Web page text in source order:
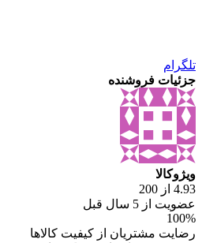
تلگرام
جزئیات فروشنده
ویژوکالا
4.93 از 200
عضویت از 5 سال قبل
100%
رضایت مشتریان از کیفیت کالاها